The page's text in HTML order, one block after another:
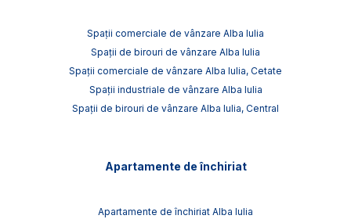
Spații comerciale de vânzare Alba Iulia
Spații de birouri de vânzare Alba Iulia
Spații comerciale de vânzare Alba Iulia, Cetate
Spații industriale de vânzare Alba Iulia
Spații de birouri de vânzare Alba Iulia, Central
Apartamente de închiriat
Apartamente de închiriat Alba Iulia